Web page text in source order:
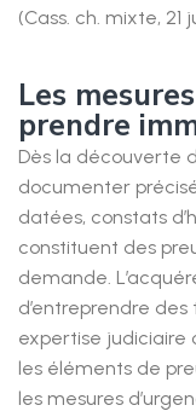
(Cass. ch. mixte, 21
Les
prendre
Dès la découverte
documenter
datées, constats
constituent des
demande.
d’entreprendre
expertise judiciaire
les éléments de
les mesures